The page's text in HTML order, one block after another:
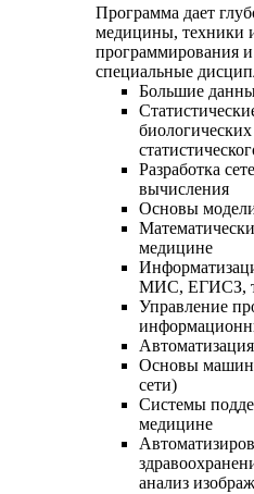
Программа дает
медицины, техники
программирования
специальные
Большие
Разработка
вычисления
Основы
медицине
МИС, ЕГИСЗ,
Управление
Основы
сети)
Системы
медицине
анализ